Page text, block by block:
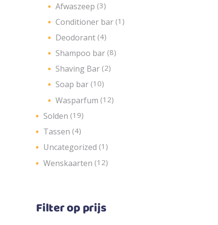
Afwaszeep (3)
Conditioner bar (1)
Deodorant (4)
Shampoo bar (8)
Shaving Bar (2)
Soap bar (10)
Wasparfum (12)
Solden (19)
Tassen (4)
Uncategorized (1)
Wenskaarten (12)
Filter op prijs